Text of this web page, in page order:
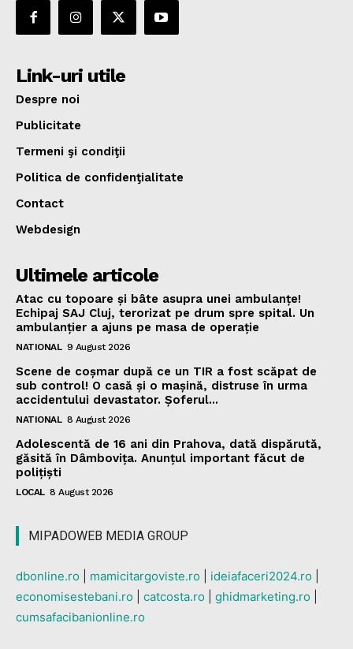
Link-uri utile
Despre noi
Publicitate
Termeni şi condiţii
Politica de confidenţialitate
Contact
Webdesign
Ultimele articole
Atac cu topoare și bâte asupra unei ambulanțe!
Echipaj SAJ Cluj, terorizat pe drum spre spital. Un
ambulanțier a ajuns pe masa de operație
NATIONAL 9 August 2026
Scene de coșmar după ce un TIR a fost scăpat de
sub control! O casă și o mașină, distruse în urma
accidentului devastator. Șoferul...
NATIONAL 8 August 2026
Adolescentă de 16 ani din Prahova, dată dispărută,
găsită în Dâmbovița. Anunțul important făcut de
polițiști
LOCAL 8 August 2026
MIPADOWEB MEDIA GROUP
dbonline.ro mamicitargoviste.ro ideiafaceri2024.ro
economisestebani.ro
catcosta.ro ghidmarketing.ro
cumsafacibanionline.ro